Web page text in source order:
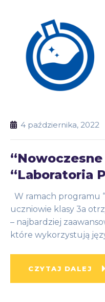
4 października, 2022
“Laboratoria
W ramach programu
uczniowie klasy 3a
– najbardziej
które wykorzystują
CZYTAJ DALEJ